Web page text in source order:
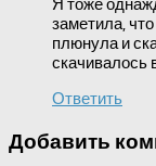
Я тоже
заметила,
плюнула и
скачивалось
Ответить
Добавить